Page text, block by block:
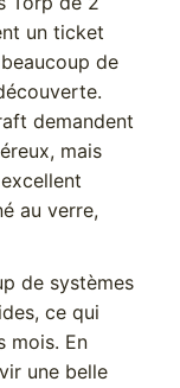
un ticket
de
demandent
mais
au verre,
de systèmes
ce qui
mois. En
une belle